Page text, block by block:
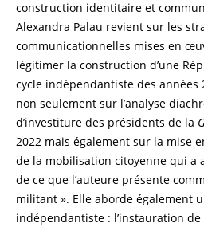
construction identitaire et
Alexandra Palau revient sur les
communicationnelles mises en
légitimer la construction d’une
cycle indépendantiste des années
non seulement sur l’analyse
d’investiture des présidents de la
2022 mais également sur la mise
de la mobilisation citoyenne qui a
de ce que l’auteure présente
militant ». Elle aborde également
indépendantiste : l’instauration de